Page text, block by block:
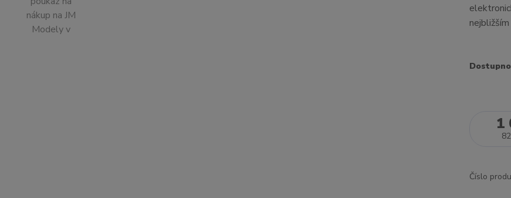
1
Číslo